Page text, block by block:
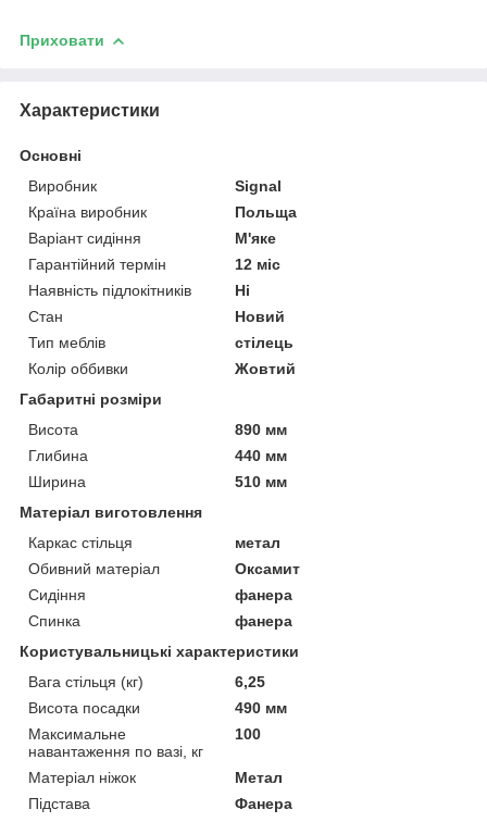
Приховати
Характеристики
Основні
Виробник
Signal
Країна виробник
Польща
Варіант сидіння
М'яке
Гарантійний термін
12 міс
Наявність підлокітників
Ні
Стан
Новий
Тип меблів
стілець
Колір оббивки
Жовтий
Габаритні розміри
Висота
890 мм
Глибина
440 мм
Ширина
510 мм
Матеріал виготовлення
Каркас стільця
метал
Обивний матеріал
Оксамит
Сидіння
фанера
Спинка
фанера
Користувальницькі характеристики
Вага стільця (кг)
6,25
Висота посадки
490 мм
Максимальне
навантаження по вазі, кг
100
Матеріал ніжок
Метал
Підстава
Фанера